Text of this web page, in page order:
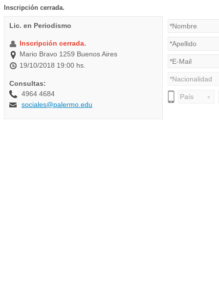
Inscripción cerrada.
Lic. en Periodismo
Inscripción cerrada.
Mario Bravo 1259 Buenos Aires
19/10/2018 19:00 hs.
Consultas:
4964 4684
sociales@palermo.edu